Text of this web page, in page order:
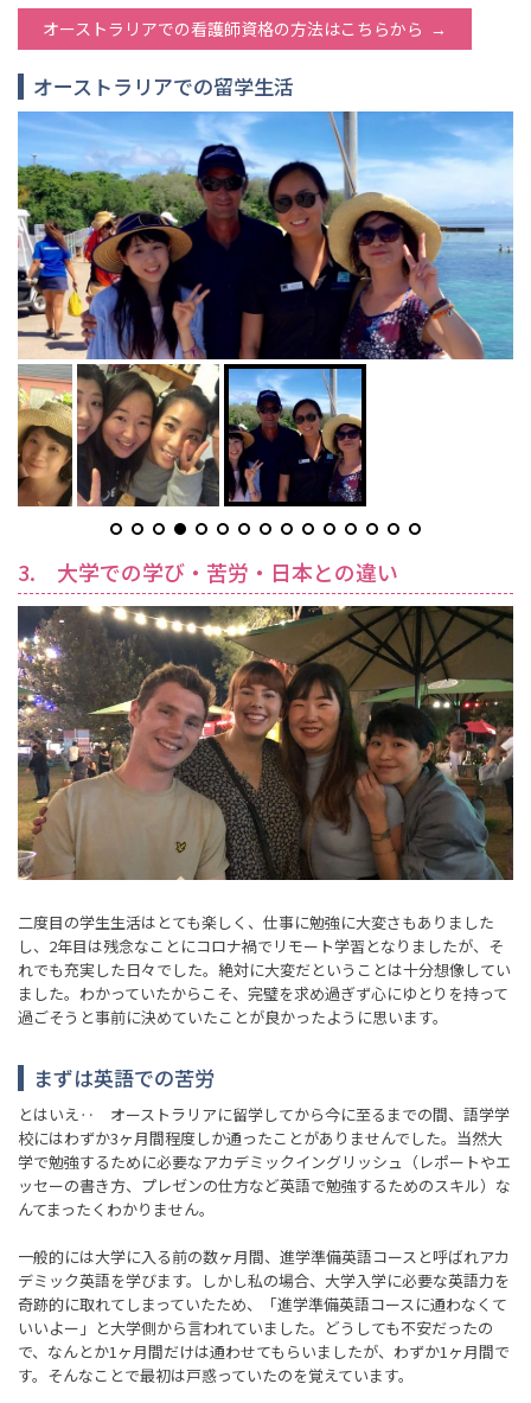
オーストラリアでの看護師資格の方法はこちらから
オーストラリアでの留学生活
3. 大学での学び・苦労・日本との違い
二度目の学生生活はとても楽しく、仕事に勉強に大変さもありました
し、2年目は残念なことにコロナ禍でリモート学習となりましたが、そ
れでも充実した日々でした。絶対に大変だということは十分想像してい
ました。わかっていたからこそ、完璧を求め過ぎず心にゆとりを持って
過ごそうと事前に決めていたことが良かったように思います。
まずは英語での苦労
とはいえ‥ オーストラリアに留学してから今に至るまでの間、語学学
校にはわずか3ヶ月間程度しか通ったことがありませんでした。当然大
学で勉強するために必要なアカデミックイングリッシュ（レポートやエ
ッセーの書き方、プレゼンの仕方など英語で勉強するためのスキル）な
んてまったくわかりません。
一般的には大学に入る前の数ヶ月間、進学準備英語コースと呼ばれアカ
デミック英語を学びます。しかし私の場合、大学入学に必要な英語力を
奇跡的に取れてしまっていたため、「進学準備英語コースに通わなくて
いいよー」と大学側から言われていました。どうしても不安だったの
で、なんとか1ヶ月間だけは通わせてもらいましたが、わずか1ヶ月間で
す。そんなことで最初は戸惑っていたのを覚えています。